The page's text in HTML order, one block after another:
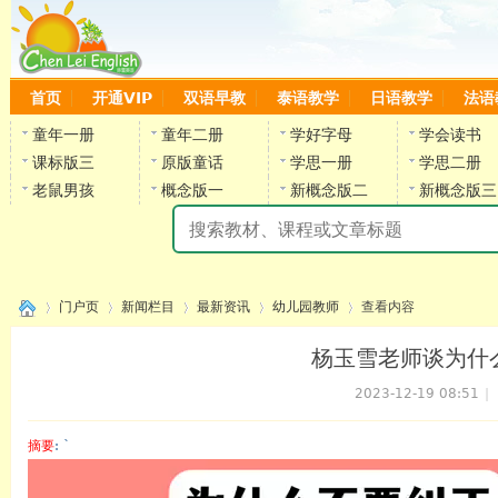
首页 开通VIP 双语早教 泰语教学 日语教学 法语
童年一册 童年二册 学好字母
学会读书
课标版三
原版童话 学思一册
学思二册
老鼠男孩
概念版一 新概念版二 新概念版三
陈雷
门户页 新闻栏目 最新资讯 幼儿园教师 查看内容
杨玉雪老师谈为什
2023-12-19 08:51
摘要: `